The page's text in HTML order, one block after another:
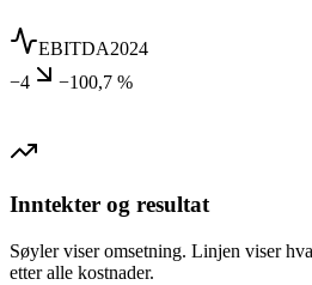
EBITDA2024
−4
−100,7 %
Inntekter og resultat
Søyler viser omsetning. Linjen viser
etter alle kostnader.